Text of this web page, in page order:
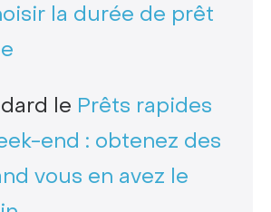
la durée de prêt
le Prêts rapides
end : obtenez des
vous en avez le